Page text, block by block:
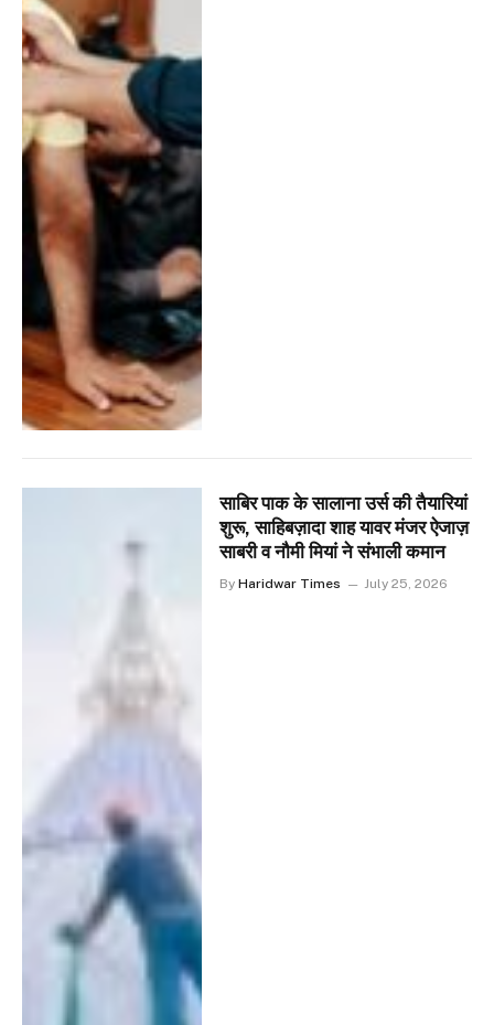
साबिर पाक के सालाना उर्स की तैयारियां
शुरू, साहिबज़ादा शाह यावर मंजर ऐजाज़
साबरी व नौमी मियां ने संभाली कमान
By Haridwar Times July 25, 2026